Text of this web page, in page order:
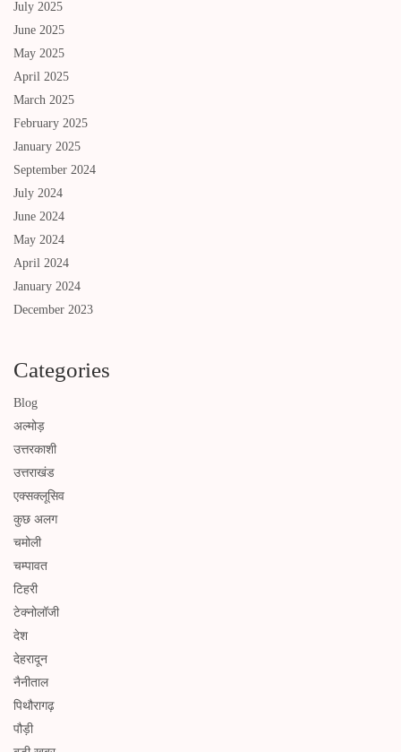
July 2025
June 2025
May 2025
April 2025
March 2025
February 2025
January 2025
September 2024
July 2024
June 2024
May 2024
April 2024
January 2024
December 2023
Categories
Blog
अल्मोड़
उत्तरकाशी
उत्तराखंड
एक्सक्लूसिव
कुछ अलग
चमोली
चम्पावत
टिहरी
टेक्नोलॉजी
देश
देहरादून
नैनीताल
पिथौरागढ़
पौड़ी